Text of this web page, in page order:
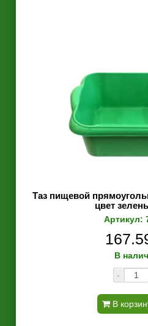
Таз пищевой
цвет
Артикул:
В
-
В